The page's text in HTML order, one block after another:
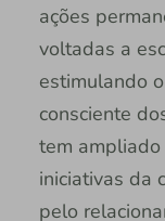
ações
voltadas a
estimulando
consciente
tem
iniciativas da
pelo